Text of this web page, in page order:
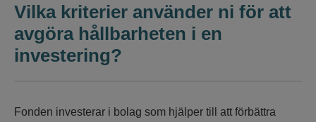
Vilka kriterier använder ni för att
avgöra hållbarheten i en
investering?
Fonden investerar i bolag som hjälper till att förbättra